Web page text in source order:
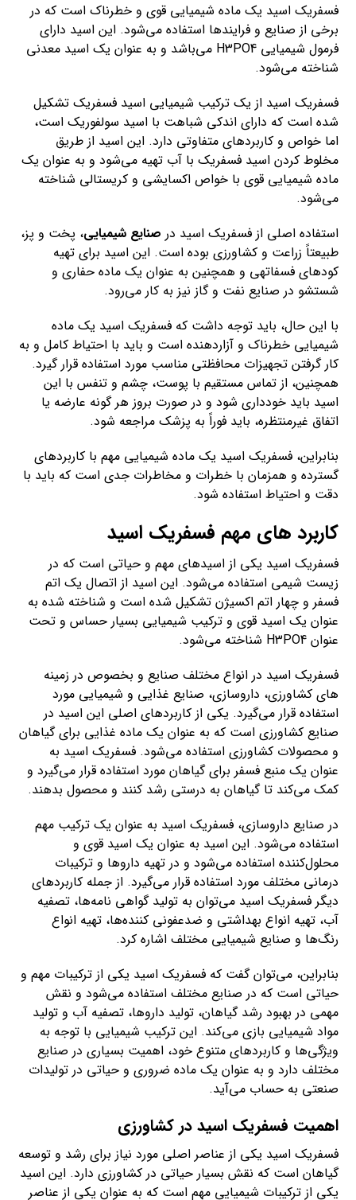
فسفریک اسید یک ماده شیمیایی قوی و خطرناک است که در
برخی از صنایع و فرایندها استفاده می‌شود. این اسید دارای
فرمول شیمیایی H3PO4 می‌باشد و به عنوان یک اسید معدنی
شناخته می‌شود.
فسفریک اسید از یک ترکیب شیمیایی اسید فسفریک تشکیل
شده است که دارای اندکی شباهت با اسید سولفوریک است،
اما خواص و کاربردهای متفاوتی دارد. این اسید از طریق
مخلوط کردن اسید فسفریک با آب تهیه می‌شود و به عنوان یک
ماده شیمیایی قوی با خواص اکسایشی و کریستالی شناخته
می‌شود.
استفاده اصلی از فسفریک اسید در صنایع شیمیایی، پخت و پز،
طبیعتاً زراعت و کشاورزی بوده است. این اسید برای تهیه
کودهای فسفاتهی و همچنین به عنوان یک ماده حفاری و
شستشو در صنایع نفت و گاز نیز به کار می‌رود.
با این حال، باید توجه داشت که فسفریک اسید یک ماده
شیمیایی خطرناک و آزاردهنده است و باید با احتیاط کامل و به
کار گرفتن تجهیزات محافظتی مناسب مورد استفاده قرار گیرد.
همچنین، از تماس مستقیم با پوست، چشم و تنفس با این
اسید باید خودداری شود و در صورت بروز هر گونه عارضه یا
اتفاق غیرمنتظره، باید فوراً به پزشک مراجعه شود.
بنابراین، فسفریک اسید یک ماده شیمیایی مهم با کاربردهای
گسترده و همزمان با خطرات و مخاطرات جدی است که باید با
دقت و احتیاط استفاده شود.
کاربرد های مهم فسفریک اسید
فسفریک اسید یکی از اسیدهای مهم و حیاتی است که در
زیست شیمی استفاده می‌شود. این اسید از اتصال یک اتم
فسفر و چهار اتم اکسیژن تشکیل شده است و شناخته شده به
عنوان یک اسید قوی و ترکیب شیمیایی بسیار حساس و تحت
عنوان H3PO4 شناخته می‌شود.
فسفریک اسید در انواع مختلف صنایع و بخصوص در زمینه
های کشاورزی، داروسازی، صنایع غذایی و شیمیایی مورد
استفاده قرار می‌گیرد. یکی از کاربردهای اصلی این اسید در
صنایع کشاورزی است که به عنوان یک ماده غذایی برای گیاهان
و محصولات کشاورزی استفاده می‌شود. فسفریک اسید به
عنوان یک منبع فسفر برای گیاهان مورد استفاده قرار می‌گیرد و
کمک می‌کند تا گیاهان به درستی رشد کنند و محصول بدهند.
در صنایع داروسازی، فسفریک اسید به عنوان یک ترکیب مهم
استفاده می‌شود. این اسید به عنوان یک اسید قوی و
محلول‌کننده استفاده می‌شود و در تهیه داروها و ترکیبات
درمانی مختلف مورد استفاده قرار می‌گیرد. از جمله کاربردهای
دیگر فسفریک اسید می‌توان به تولید گواهی نامه‌ها، تصفیه
آب، تهیه انواع بهداشتی و ضدعفونی کننده‌ها، تهیه انواع
رنگ‌ها و صنایع شیمیایی مختلف اشاره کرد.
بنابراین، می‌توان گفت که فسفریک اسید یکی از ترکیبات مهم و
حیاتی است که در صنایع مختلف استفاده می‌شود و نقش
مهمی در بهبود رشد گیاهان، تولید داروها، تصفیه آب و تولید
مواد شیمیایی بازی می‌کند. این ترکیب شیمیایی با توجه به
ویژگی‌ها و کاربردهای متنوع خود، اهمیت بسیاری در صنایع
مختلف دارد و به عنوان یک ماده ضروری و حیاتی در تولیدات
صنعتی به حساب می‌آید.
اهمیت فسفریک اسید در کشاورزی
فسفریک اسید یکی از عناصر اصلی مورد نیاز برای رشد و توسعه
گیاهان است که نقش بسیار حیاتی در کشاورزی دارد. این اسید
یکی از ترکیبات شیمیایی مهم است که به عنوان یکی از عناصر